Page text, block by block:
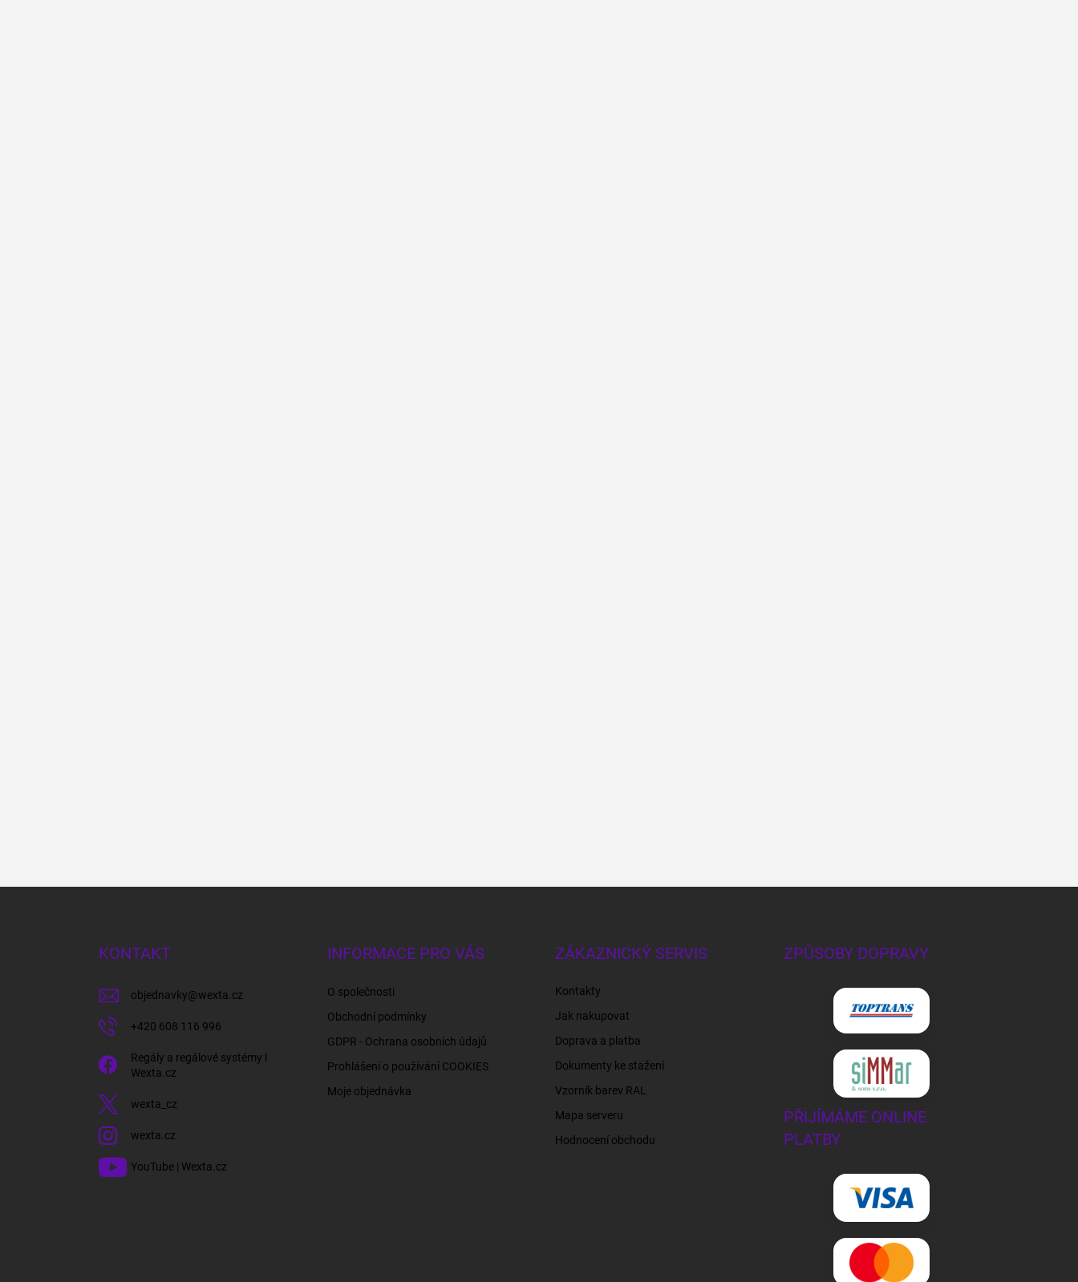
KONTAKT
objednavky@wexta.cz
+420 608 116 996
Regály a regálové systémy l
Wexta.cz
wexta_cz
wexta.cz
YouTube | Wexta.cz
INFORMACE PRO VÁS
O společnosti
Obchodní podmínky
GDPR - Ochrana osobních údajů
Prohlášení o používání COOKIES
Moje objednávka
ZÁKAZNICKÝ SERVIS
Kontakty
Jak nakupovat
Doprava a platba
Dokumenty ke stažení
Vzorník barev RAL
Mapa serveru
Hodnocení obchodu
ZPŮSOBY DOPRAVY
PŘIJÍMÁME ONLINE
PLATBY